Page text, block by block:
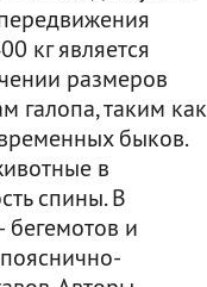
кг является
размеров
галопа, таким как
быков.
в
спины. В
бегемотов и